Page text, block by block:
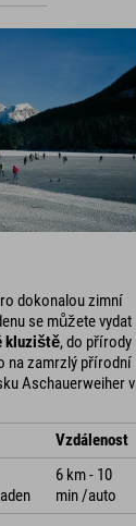
dokonalou zimní
se můžete vydat
kluziště, do přírody
na zamrzlý přírodní
Aschauerweiher v
Vzdálenost
6 km - 10
min /auto